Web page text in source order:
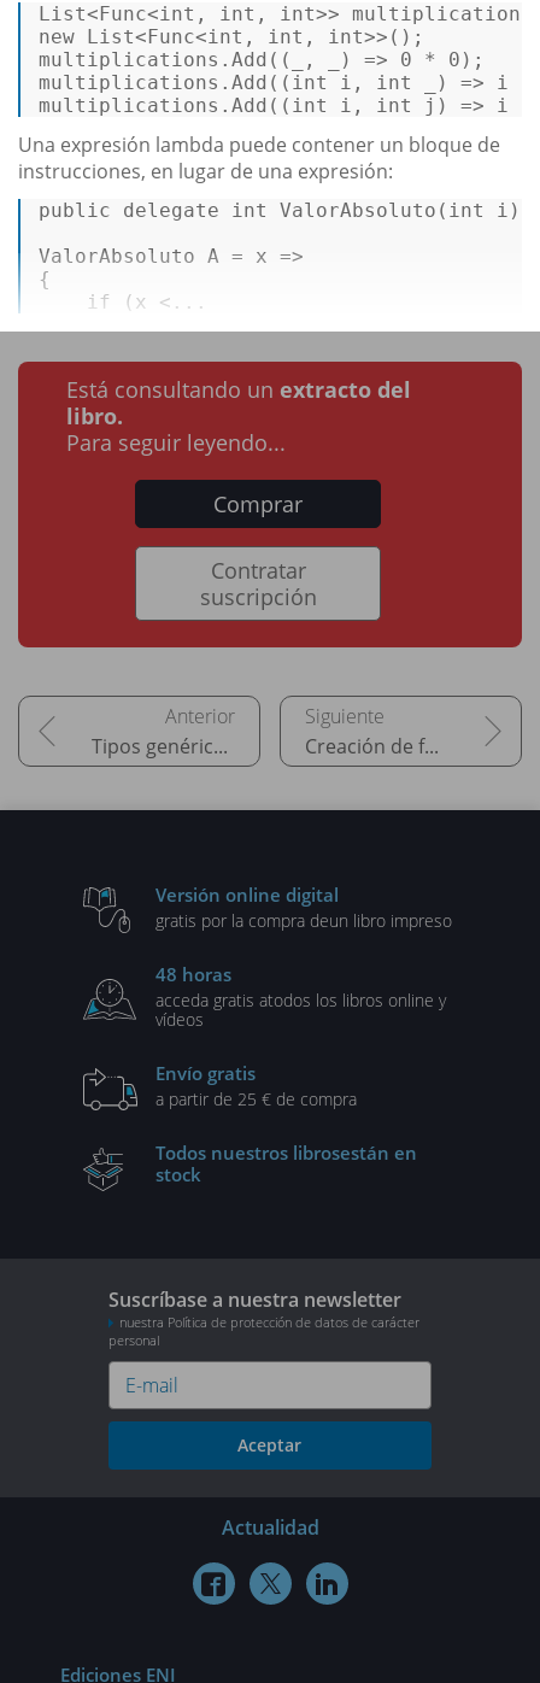
List<Func<int , int , int
new List<Func<int , int , int>>();
multiplications. Add ((_, _) => 0 * 0 );
multiplications. Add (( int i, int
_) => i
multiplications. Add (( int i, int j) => i
Una expresión lambda puede contener un bloque de
instrucciones, en lugar de una expresión:
public delegate int ValorAbsoluto ( int i )
ValorAbsoluto A = x =>
{
if
(x <...
Está consultando un extracto del
libro.
Para seguir leyendo...
Comprar
Contratar
suscripción
Tipos genéricos Creación de formularios
Versión online digital
gratis por la compra deun libro impreso
48 horas
acceda gratis atodos los libros online y
vídeos
Envío gratis
a partir de 25 € de compra
Todos nuestros librosestán en
stock
Suscríbase a nuestra newsletter
nuestra Política de protección de datos de carácter
personal
Aceptar
Actualidad
  
Ediciones ENI